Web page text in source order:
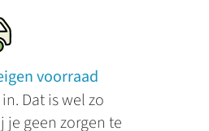
voorraad
Dat is wel zo
je geen zorgen te